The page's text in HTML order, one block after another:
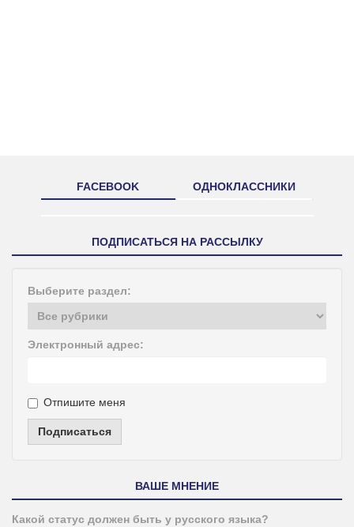
FACEBOOK ОДНОКЛАССНИКИ
ПОДПИСАТЬСЯ НА РАССЫЛКУ
Выберите раздел:
Электронный адрес:
Отпишите меня
Подписаться
ВАШЕ МНЕНИЕ
Какой статус должен быть у русского языка?